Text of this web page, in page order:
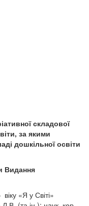
складової
за якими
дошкільної освіти
Видання
«Я у Світі»